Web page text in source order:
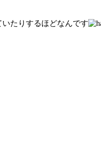
たりするほどなんです